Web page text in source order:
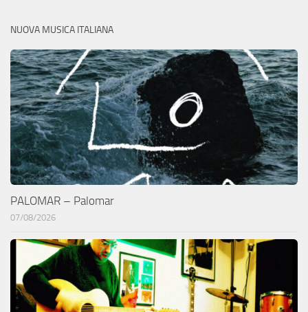
NUOVA MUSICA ITALIANA
PALOMAR – Palomar
07/08/2026